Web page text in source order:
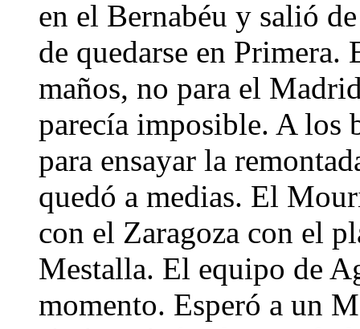
en el Bernabéu y salió
de quedarse en
maños, no para el
parecía imposible. A los
para ensayar la
quedó a medias. El
con el Zaragoza con el
Mestalla. El equipo de
momento. Esperó a un